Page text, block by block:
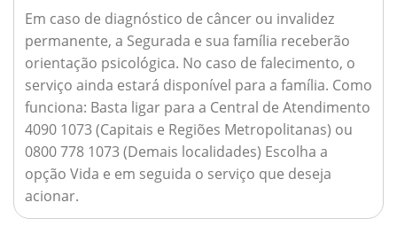
Em caso de diagnóstico de câncer ou invalidez
permanente, a Segurada e sua família receberão
orientação psicológica. No caso de falecimento, o
serviço ainda estará disponível para a família. Como
funciona: Basta ligar para a Central de Atendimento
4090 1073 (Capitais e Regiões Metropolitanas) ou
0800 778 1073 (Demais localidades) Escolha a
opção Vida e em seguida o serviço que deseja
acionar.